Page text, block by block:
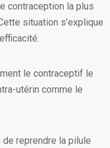
contraception la plus
situation s’explique
le contraceptif le
utérin comme le
de reprendre la pilule